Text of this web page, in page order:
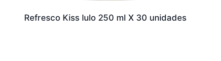
Refresco Kiss lulo 250 ml X 30 unidades